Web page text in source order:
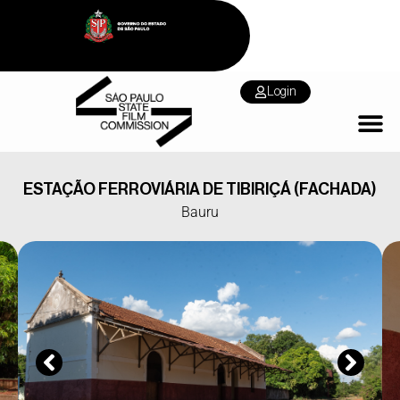
Login
ESTAÇÃO FERROVIÁRIA DE TIBIRIÇÁ (FACHADA)
Bauru